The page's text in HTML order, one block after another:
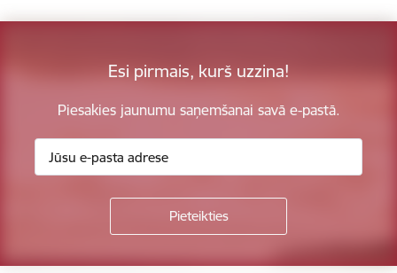
Esi pirmais, kurš uzzina!
Piesakies jaunumu saņemšanai savā e-pastā.